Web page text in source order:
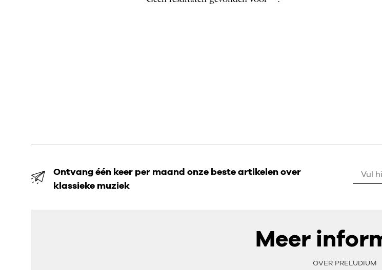
Ontvang één keer per maand onze beste artikelen over
klassieke muziek
Meer
OVER PRELUDIUM